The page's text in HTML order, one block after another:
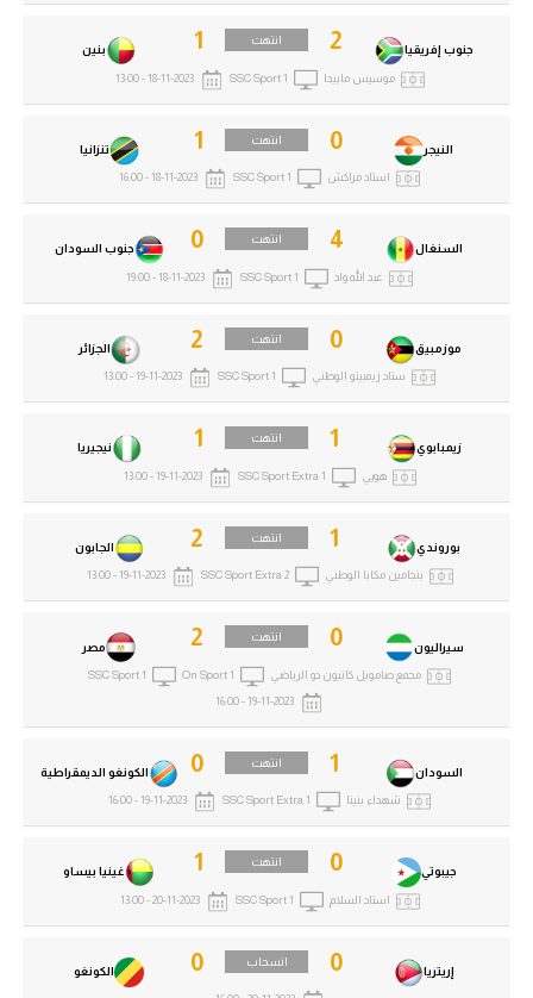
إريتريا 0 انسحاب
الكونغو 0
جيبوتي 0 انتهت
غينيا بيساو 1
استاد السلام SSC Sport 1
20-11-2023 - 13:00
السودان 1 انتهت
الكونغو الديمقراطية 0
شهداء بنينا SSC Sport Extra 1
19-11-2023 - 16:00
سيراليون 0 انتهت
مصر 2
مجمع صامويل كانيون دو الرياضي On Sport 1
SSC Sport 1
19-11-2023 - 16:00
بوروندي 1 انتهت
الجابون 2
بنجامين مكابا الوطني SSC Sport Extra 2
19-11-2023 - 13:00
زيمبابوي 1 انتهت
نيجيريا 1
هويي SSC Sport Extra 1
19-11-2023 - 13:00
موزمبيق 0 انتهت
الجزائر 2
ستاد زيمبيتو الوطني SSC Sport 1
19-11-2023 - 13:00
السنغال 4 انتهت
جنوب السودان 0
عبد الله واد SSC Sport 1
18-11-2023 - 19:00
النيجر 0 انتهت
تنزانيا 1
استاد مراكش SSC Sport 1
18-11-2023 - 16:00
جنوب إفريقيا 2 انتهت
بنين 1
موسيس مابيدا SSC Sport 1
18-11-2023 - 13:00